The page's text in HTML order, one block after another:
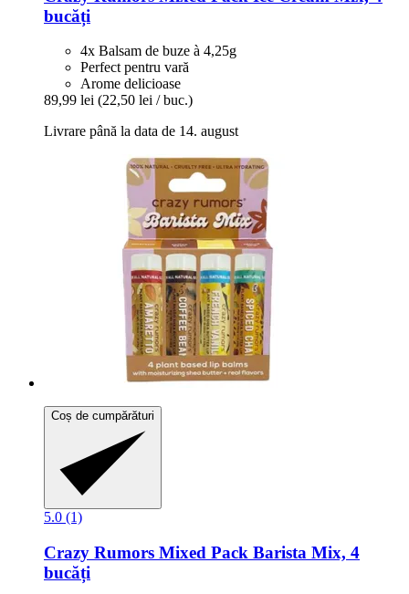
bucăți
4x Balsam de buze à 4,25g
Perfect pentru vară
Arome delicioase
89,99 lei (22,50 lei / buc.)
Livrare până la data de 14. august
Coș de cumpărături
5.0 (1)
Crazy Rumors Mixed Pack Barista Mix, 4
bucăți